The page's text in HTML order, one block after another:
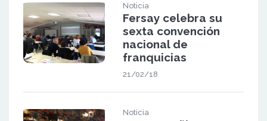
Noticia
Fersay celebra su
sexta convención
nacional de
franquicias
21/02/18
Noticia